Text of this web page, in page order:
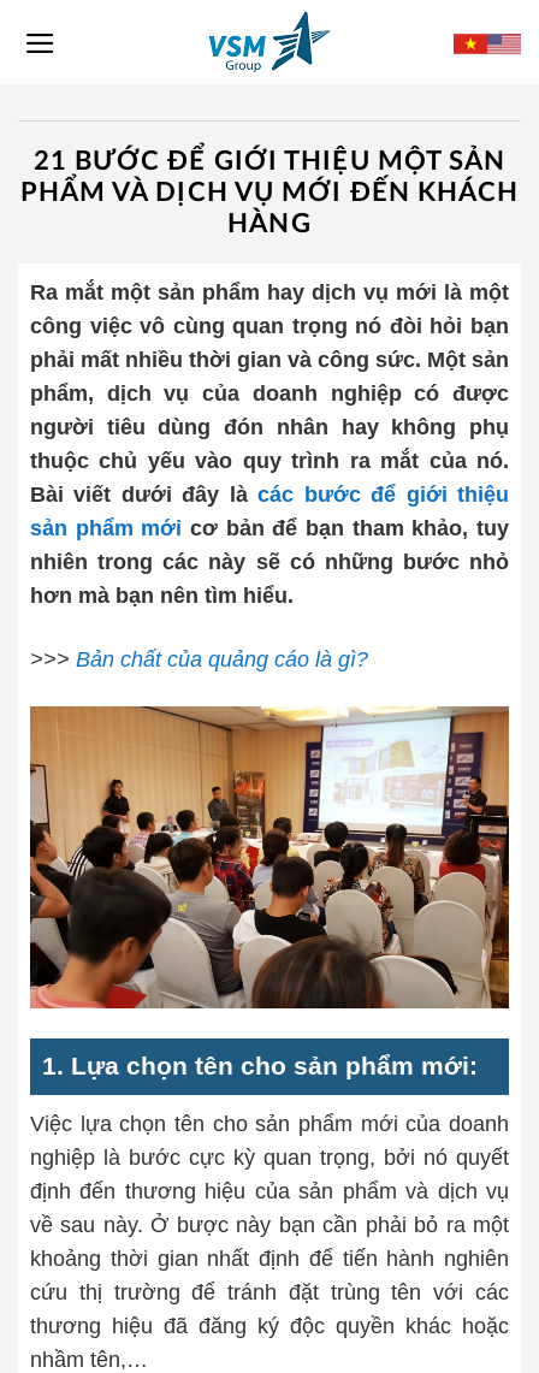
21 BƯỚC ĐỂ GIỚI THIỆU MỘT SẢN
PHẨM VÀ DỊCH VỤ MỚI ĐẾN KHÁCH
HÀNG
Ra mắt một sản phẩm hay dịch vụ mới là một
công việc vô cùng quan trọng nó đòi hỏi bạn
phải mất nhiều thời gian và công sức. Một sản
phẩm, dịch vụ của doanh nghiệp có được
người tiêu dùng đón nhân hay không phụ
thuộc chủ yếu vào quy trình ra mắt của nó.
Bài viết dưới đây làcác bước để giới thiệu
sản phẩm mới cơ bản để bạn tham khảo, tuy
nhiên trong các này sẽ có những bước nhỏ
hơn mà bạn nên tìm hiểu.
>>> Bản chất của quảng cáo là gì?
1. Lựa chọn tên cho sản phẩm mới:
Việc lựa chọn tên cho sản phẩm mới của doanh
nghiệp là bước cực kỳ quan trọng, bởi nó quyết
định đến thương hiệu của sản phẩm và dịch vụ
về sau này. Ở bược này bạn cần phải bỏ ra một
khoảng thời gian nhất định để tiến hành nghiên
cứu thị trường để tránh đặt trùng tên với các
thương hiệu đã đăng ký độc quyền khác hoặc
nhầm tên,…